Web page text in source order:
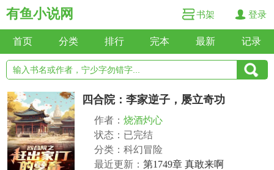
有鱼小说网 书架 登录
首页 分类 排行 完本 最新 记录
四合院：李家逆子，屡立奇功
作者： 烧酒灼心
状态：已完结
分类：科幻冒险
最近更新： 第1749章 真敢来啊